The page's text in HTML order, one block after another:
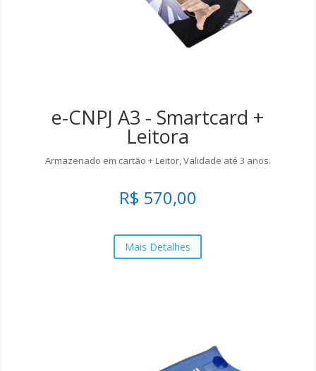
e-CNPJ A3 - Smartcard +
Leitora
Armazenado em cartão + Leitor, Validade até 3 anos.
R$ 570,00
Mais Detalhes